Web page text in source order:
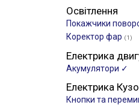
Освітлення
Покажчики
Коректор фар (1)
Електрика
Акумулятори ✓
Електрика
Кнопки та